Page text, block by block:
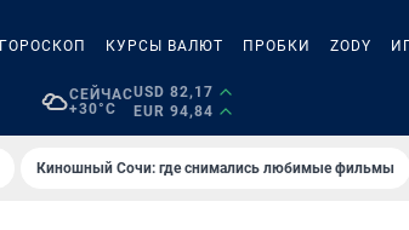
ГОРОСКОП КУРСЫ ВАЛЮТ ПРОБКИ ZODY
СЕЙЧАС
+30°C
USD 82,17
EUR 94,84
Киношный Сочи: где снимались любимые фильмы